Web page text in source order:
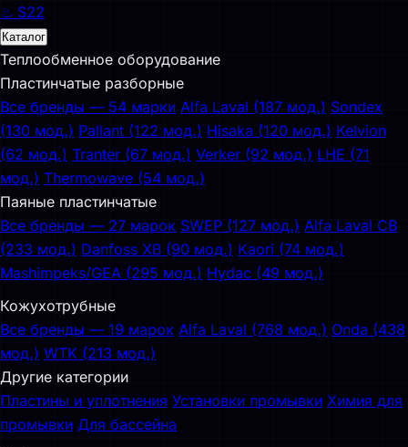
♨ S22
Каталог
Теплообменное оборудование
Пластинчатые разборные
Все бренды — 54 марки Alfa Laval (187 мод.) Sondex
(130 мод.) Pallant (122 мод.) Hisaka (120 мод.) Kelvion
(62 мод.) Tranter (67 мод.) Verker (92 мод.) LHE (71
мод.) Thermowave (54 мод.)
Паяные пластинчатые
Все бренды — 27 марок SWEP (127 мод.) Alfa Laval CB
(233 мод.) Danfoss XB (90 мод.) Kaori (74 мод.)
Mashimpeks/GEA (295 мод.) Hydac (49 мод.)
Кожухотрубные
Все бренды — 19 марок Alfa Laval (768 мод.) Onda (438
мод.) WTK (213 мод.)
Другие категории
Пластины и уплотнения Установки промывки Химия для
промывки Для бассейна